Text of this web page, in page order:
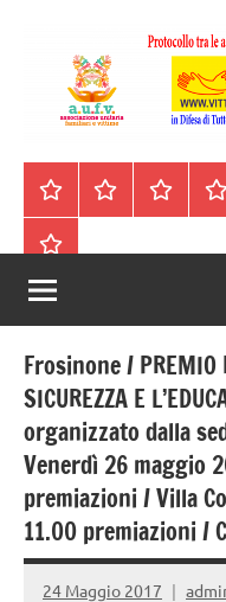
contenuto
A.I.F.V.S.
–
Associazione
Italiana
Familiari
e
Vittime
della
Strada
difesa
di
tutte
vittime
della
strada
HomepageSegnalazioni
Nord
Archivio
Frosinone / PREMIO
SICUREZZA E
organizzato dalla
Venerdì 26 maggio
premiazioni / Villa
11.00 premiazioni /
24 Maggio 2017